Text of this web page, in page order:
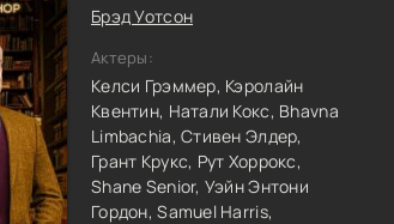
Брэд Уотсон
Актеры:
Келси Грэммер, Кэролайн
Квентин, Натали Кокс, Bhavna
Limbachia,Стивен Элдер,
Грант Крукс, Рут Хоррокс,
Shane Senior, Уэйн Энтони
Гордон,Samuel Harris,